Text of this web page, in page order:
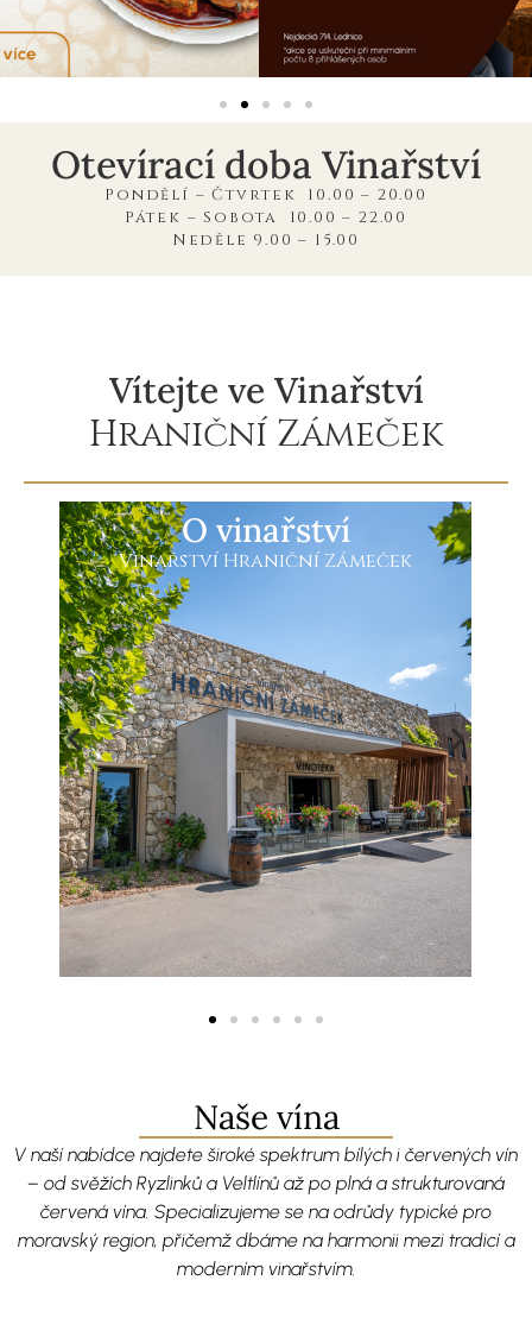
Otevírací doba Vinařství
Pondělí – Čtvrtek 10.00 – 20.00
Pátek – Sobota 10.00 – 22.00
Neděle 9.00 – 15.00
Vítejte ve Vinařství
Hraniční Zámeček
O vinařství
Vinařství Hraniční Zámeček
Naše vína
V naší nabídce najdete široké spektrum bílých i červených vín
– od svěžích Ryzlinků a Veltlínů až po plná a strukturovaná
červená vína. Specializujeme se na odrůdy typické pro
moravský region, přičemž dbáme na harmonii mezi tradicí a
moderním vinařstvím.